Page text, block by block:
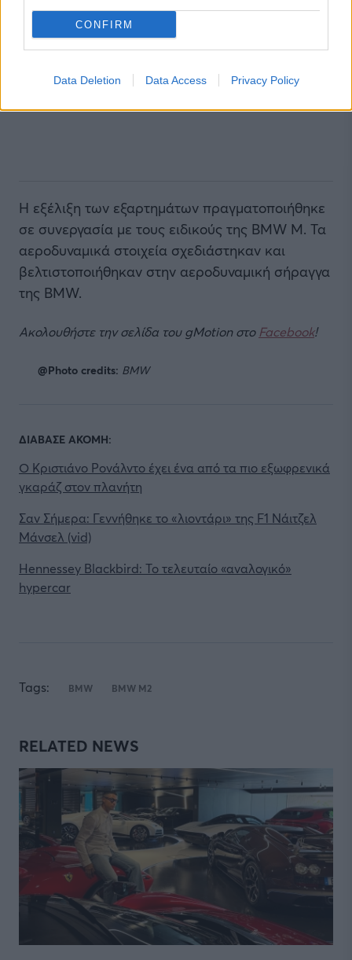
CONFIRM
Data Deletion Data Access Privacy Policy
Η εξέλιξη των εξαρτημάτων πραγματοποιήθηκε
σε συνεργασία με τους ειδικούς της BMW M. Τα
αεροδυναμικά στοιχεία σχεδιάστηκαν και
βελτιστοποιήθηκαν στην αεροδυναμική σήραγγα
της BMW.
Ακολουθήστε την σελίδα του gMotion στο Facebook!
@Photo credits: BMW
ΔΙΑΒΑΣΕ ΑΚΟΜΗ:
Ο Κριστιάνο Ρονάλντο έχει ένα από τα πιο εξωφρενικά
γκαράζ στον πλανήτη
Σαν Σήμερα: Γεννήθηκε το «λιοντάρι» της F1 Νάιτζελ
Μάνσελ (vid)
Hennessey Blackbird: Το τελευταίο «αναλογικό»
hypercar
Tags: BMW BMW M2
RELATED NEWS